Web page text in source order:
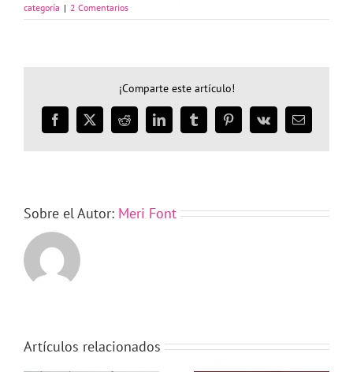
categoría | 2 Comentarios
¡Comparte este artículo!
Facebook
X RedditLinkedInTumblrPinterest
Vk
Correo
Sobre el Autor: Meri Font
Artículos relacionados